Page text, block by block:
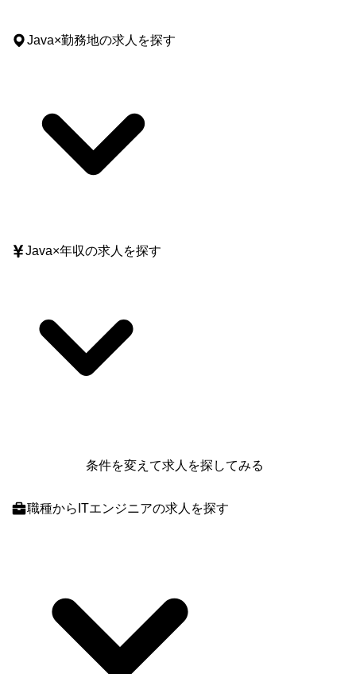
Java×勤務地の求人を探す
Java×年収の求人を探す
条件を変えて求人を探してみる
職種からITエンジニアの求人を探す